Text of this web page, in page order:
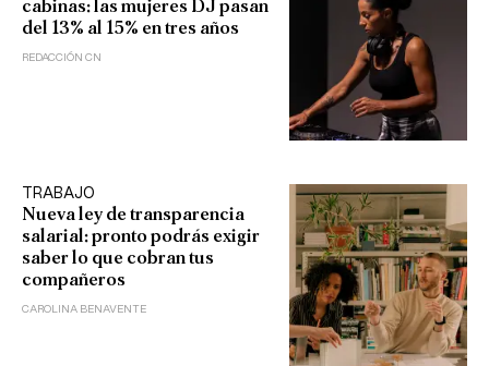
cabinas: las mujeres DJ pasan
del 13% al 15% en tres años
REDACCIÓN CN
TRABAJO
Nueva ley de transparencia
salarial: pronto podrás exigir
saber lo que cobran tus
compañeros
CAROLINA BENAVENTE